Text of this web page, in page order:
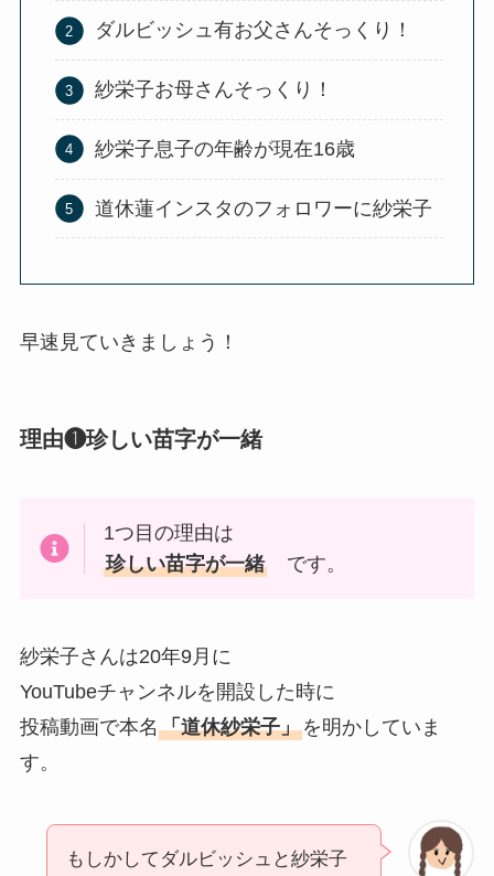
ダルビッシュ有お父さんそっくり！
紗栄子お母さんそっくり！
紗栄子息子の年齢が現在16歳
道休蓮インスタのフォロワーに紗栄子
早速見ていきましょう！
理由❶珍しい苗字が一緒
1つ目の理由は
珍しい苗字が一緒 です。
紗栄子さんは20年9月に
YouTubeチャンネルを開設した時に
投稿動画で本名 「道休紗栄子」を明かしていま
す。
もしかしてダルビッシュと紗栄子